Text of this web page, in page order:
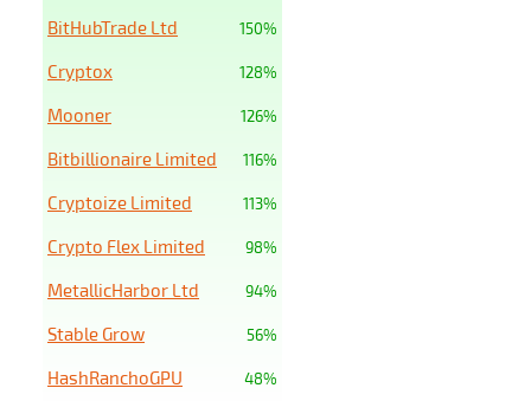
150%
BitHubTrade Ltd
128%
Cryptox
126%
Mooner
116%
Bitbillionaire Limited
113%
Cryptoize Limited
98%
Crypto Flex Limited
94%
MetallicHarbor Ltd
56%
Stable Grow
48%
HashRanchoGPU